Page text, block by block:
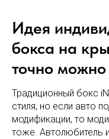
Идея
бокса на
точно
Традиционный бокс
стиля, но если авто
модификации, то
тоже. Автолюбитель